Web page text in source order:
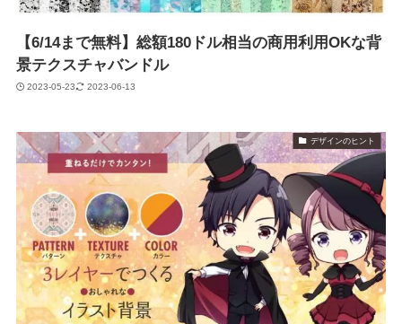
【6/14まで無料】総額180ドル相当の商用利用OKな背
景テクスチャバンドル
2023-05-23 2023-06-13
デザインのヒント